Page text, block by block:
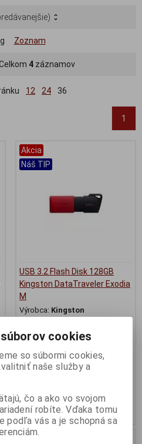
Zoznam
4záznamov
12 24 36
1
Akcia
Náš TIP
USB 3.2 Flash Disk 128GB
Kingston DataTraveler Exodia
M
Výrobca: Kingston
Katalógové číslo:RAM714
740617326376
Part No.:DTXM/128GB
Kapacita (v GB):128; Verzia
USB:3.2
Kúpiť
Dopredaj
cookies
so súbormi cookies,
naše služby a
čo a ako vo svojom
robíte. Vďaka tomu
podľa vás a je schopná sa